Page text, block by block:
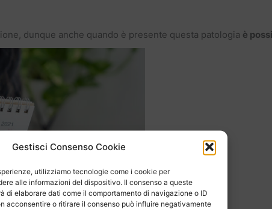
Gestisci Consenso Cookie
utilizziamo tecnologie come i cookie per
alle informazioni del dispositivo. Il consenso a queste
di elaborare dati come il comportamento di navigazione o ID
acconsentire o ritirare il consenso può influire negativamente
dunque anche quando è presente questa patologia è